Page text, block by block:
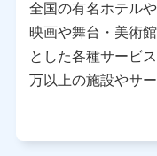
当該個人データを取
り）
東京都千代田区永田
株式会社NTTドコモ
東京都中央区日本橋
ビル 3F
全国の有名ホテル
映画や舞台・美術
とした各種サービ
万以上の施設やサ